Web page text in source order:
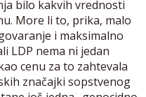
bilo kakvih vrednosti
More li to, prika, malo
i maksimalno
LDP nema ni jedan
cenu za to zahtevala
značajki sopstvenog